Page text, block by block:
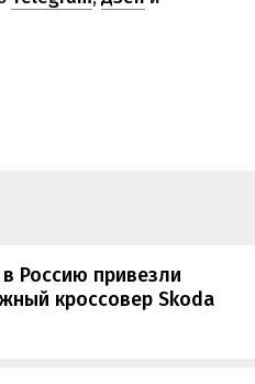
Россию привезли
кроссовер Skoda